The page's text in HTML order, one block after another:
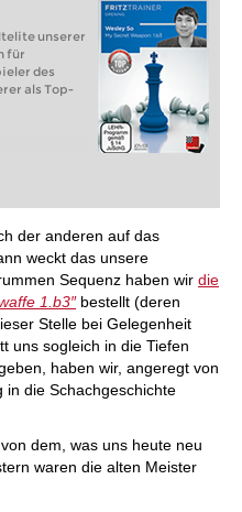
unserer
für
des
als Top-
der anderen auf das
weckt das unsere
Sequenz haben wir die
1.b3″bestellt (deren
Stelle bei Gelegenheit
uns sogleich in die Tiefen
haben wir, angeregt von
in die Schachgeschichte
dem, was uns heute neu
waren die alten Meister